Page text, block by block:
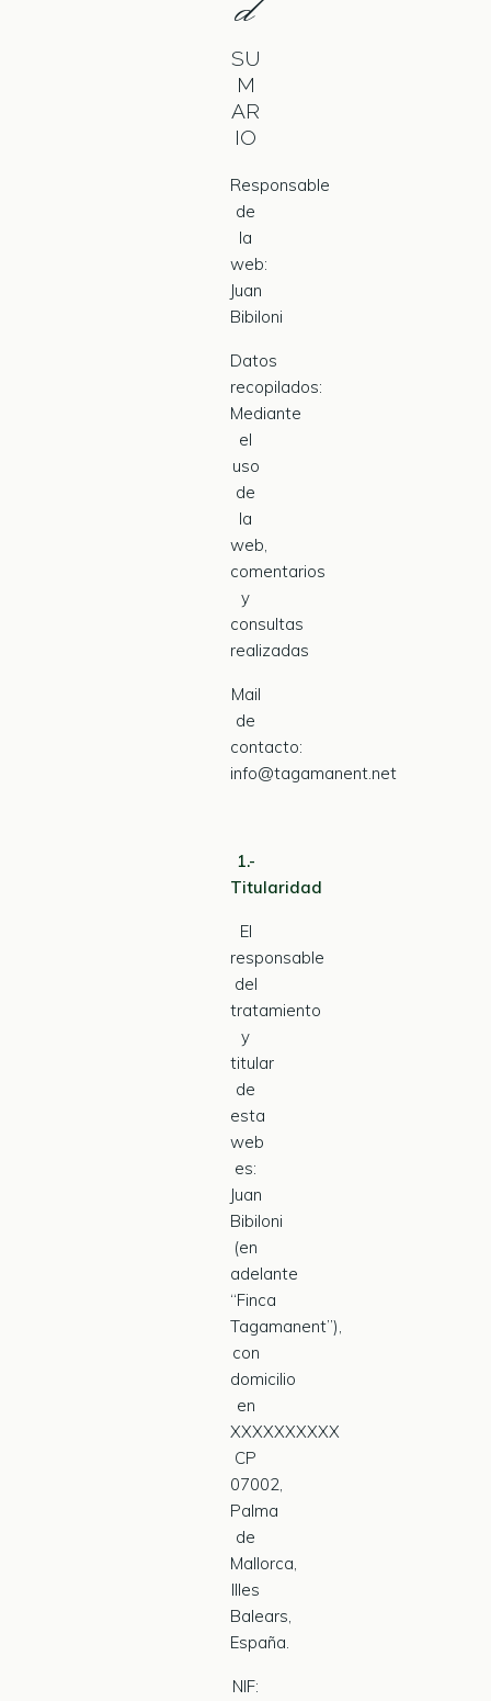
SU
M
AR
IO
Responsable
de
la
web:
Juan
Bibiloni
Datos
recopilados:
Mediante
el
uso
de
la
web,
comentarios
y
consultas
realizadas
Mail
de
contacto:
info@tagamanent.net
1.-
Titularidad
El
responsable
del
tratamiento
y
titular
de
esta
web
es:
Juan
Bibiloni
(en
adelante
“Finca
Tagamanent”),
con
domicilio
en
XXXXXXXXXX
CP
07002,
Palma
de
Mallorca,
Illes
Balears,
España.
NIF: